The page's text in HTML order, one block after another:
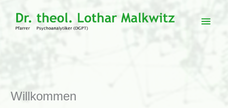
springen
Willkommen